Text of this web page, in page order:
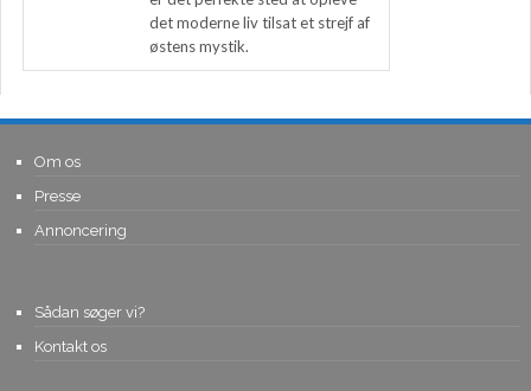
det moderne liv tilsat et strejf af
østens mystik.
Om os
Presse
Annoncering
Sådan søger vi?
Kontakt os